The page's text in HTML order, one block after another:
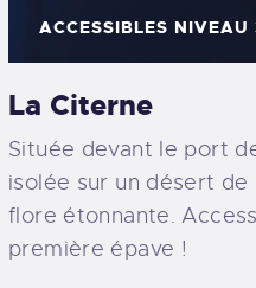
ACCESSIBLES NIVEAU
La Citerne
Située devant le port
isolée sur un désert
flore étonnante.
première épave !